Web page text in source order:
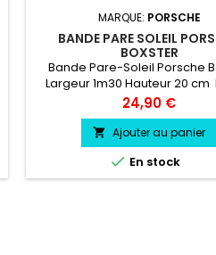
MARQUE: PORSCHE
BANDE PARE SOLEIL
BOXSTER
Bande Pare-Soleil Porsche
Largeur 1m30 Hauteur 20 cm
Pare soleil couleur au
Logo Porsche Boxstercouleur
Prix
24,90 €
 Ajouter au panier
 En stock